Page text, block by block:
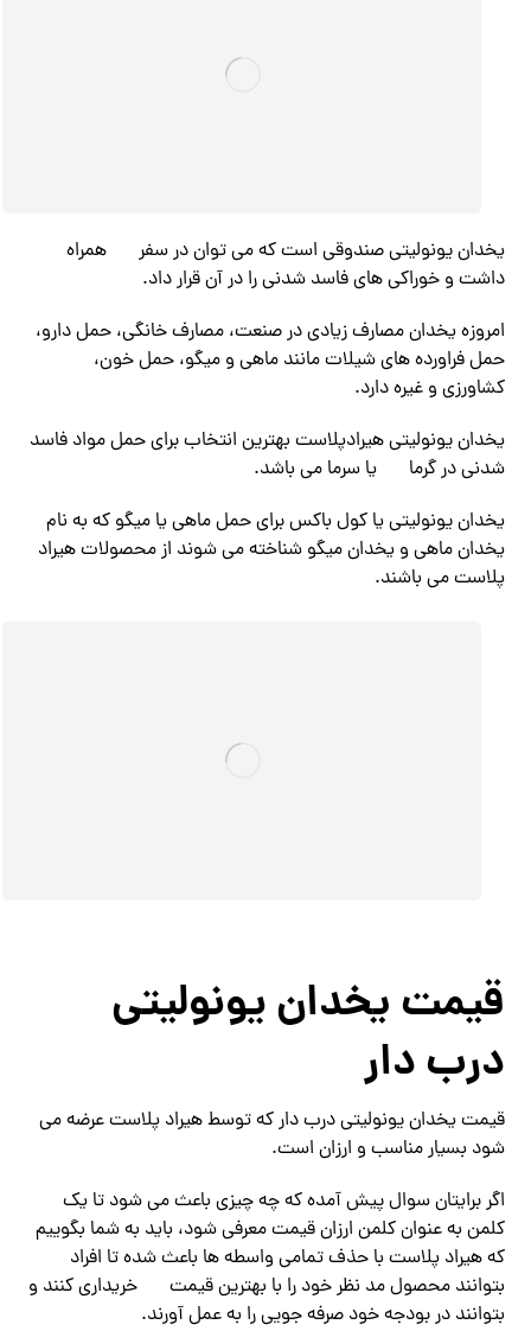
یخدان یونولیتی صندوقی است که می توان در سفر
همراه
داشت و خوراکی های فاسد شدنی را در آن قرار داد.
امروزه یخدان مصارف زیادی در صنعت، مصارف خانگی، حمل دارو،
حمل فراورده های شیلات مانند ماهی و میگو، حمل خون،
کشاورزی و غیره دارد.
یخدان یونولیتی هیرادپلاست بهترین انتخاب برای حمل مواد فاسد
شدنی در گرما
یا سرما می باشد.
یخدان یونولیتی یا کول باکس برای حمل ماهی یا میگو که به نام
یخدان ماهی و یخدان میگو شناخته می شوند از محصولات هیراد
پلاست می باشند.
قیمت یخدان یونولیتی
درب دار
قیمت یخدان یونولیتی درب دار که توسط هیراد پلاست عرضه می
شود بسیار مناسب و ارزان است.
اگر برایتان سوال پیش آمده که چه چیزی باعث می شود تا یک
کلمن به عنوان کلمن ارزان قیمت معرفی شود، باید به شما بگوییم
که هیراد پلاست با حذف تمامی واسطه ها باعث شده تا افراد
بتوانند محصول مد نظر خود را با بهترین قیمت
خریداری کنند و
بتوانند در بودجه خود صرفه جویی را به عمل آورند.